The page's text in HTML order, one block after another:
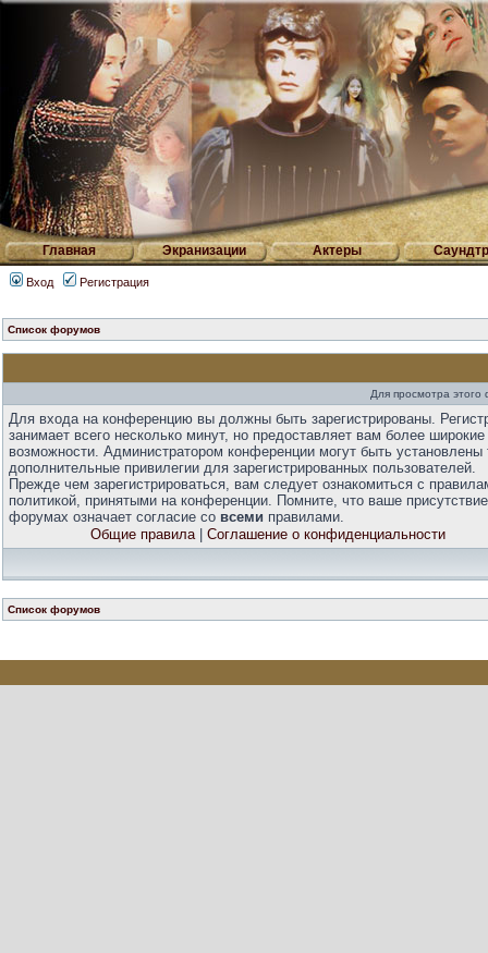
Главная Экранизации Актеры
Вход Регистрация
Список форумов
Для просмотра
Для входа на конференцию вы должны быть зарегистрированы.
занимает всего несколько минут, но предоставляет вам более широкие
возможности. Администратором конференции могут быть установлены
дополнительные привилегии для зарегистрированных пользователей.
Прежде чем зарегистрироваться, вам следует ознакомиться с
политикой, принятыми на конференции. Помните, что ваше
форумах означает согласие со всеми правилами.
Общие правила| Соглашение о конфиденциальности
Список форумов